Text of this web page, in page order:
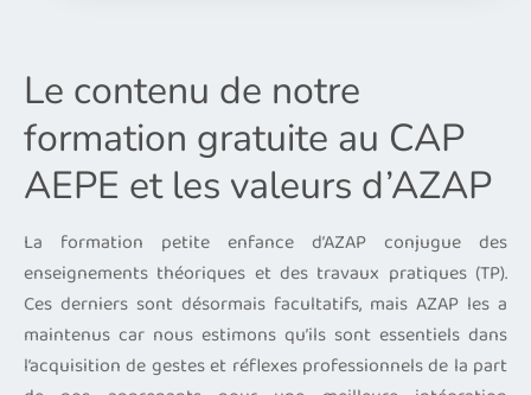
Le contenu de notre
formation gratuite au CAP
AEPE et les valeurs d’AZAP
La formation petite enfance d’AZAP conjugue des
enseignements théoriques et des travaux pratiques (TP).
Ces derniers sont désormais facultatifs, mais AZAP les a
maintenus car nous estimons qu’ils sont essentiels dans
l’acquisition de gestes et réflexes professionnels de la part